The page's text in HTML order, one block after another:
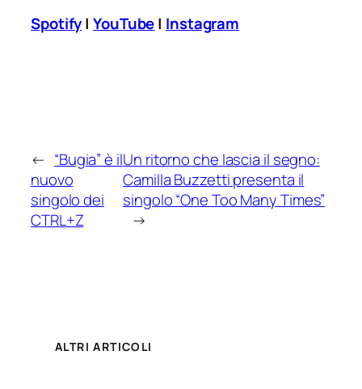
Spotify|YouTube| Instagram
← “Bugia” è il
nuovo
singolo dei
CTRL+Z
Un ritorno che lascia il segno:
Camilla Buzzetti presenta il
singolo “One Too Many Times”
→
ALTRI ARTICOLI